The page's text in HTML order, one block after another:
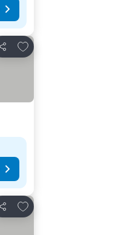
Κοινοποίηση
Προσθήκη στα αγαπημένα
Κοινοποίηση
Προσθήκη στα αγαπημένα